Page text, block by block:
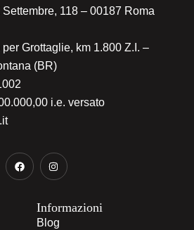
118 – 00187 Roma
per Grottaglie, km 1.800 Z.I. –
(BR)
i.e. versato
Informazioni
Blog